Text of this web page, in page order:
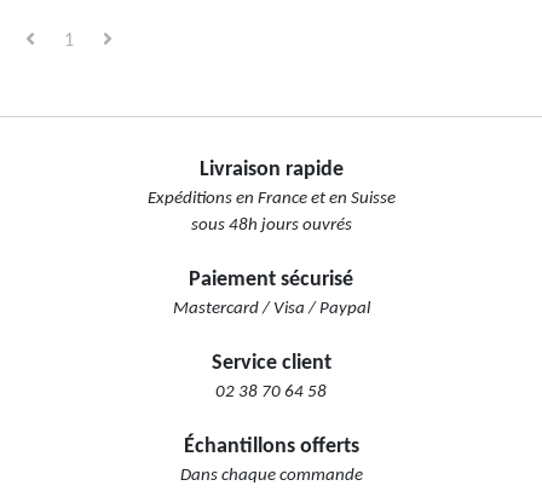
1
Livraison rapide
Expéditions en France et en Suisse
sous 48h jours ouvrés
Paiement sécurisé
Mastercard / Visa / Paypal
Service client
02 38 70 64 58
Échantillons offerts
Dans chaque commande